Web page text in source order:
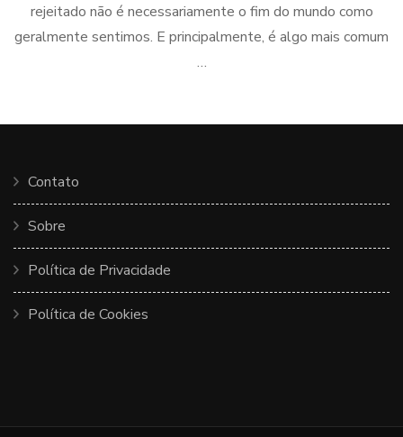
rejeitado não é necessariamente o fim do mundo como
geralmente sentimos. E principalmente, é algo mais comum
…
Contato
Sobre
Política de Privacidade
Política de Cookies